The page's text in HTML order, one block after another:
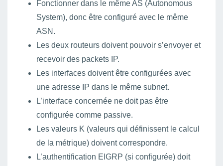
Fonctionner dans le même AS (Autonomous
System), donc être configuré avec le même
ASN.
Les deux routeurs doivent pouvoir s’envoyer et
recevoir des packets IP.
Les interfaces doivent être configurées avec
une adresse IP dans le même subnet.
L’interface concernée ne doit pas être
configurée comme passive.
Les valeurs K (valeurs qui définissent le calcul
de la métrique) doivent correspondre.
L’authentification EIGRP (si configurée) doit